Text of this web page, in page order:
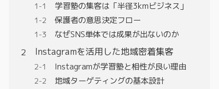
学習塾の集客は「半径3kmビジネス」
保護者の意思決定フロー
なぜSNS単体では成果が出ないのか
Instagramを活用した地域密着集客
Instagramが学習塾と相性が良い理由
地域ターゲティングの基本設計